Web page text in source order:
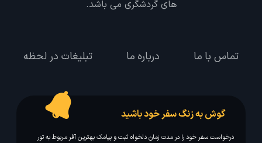
های گردشگری می باشد.
تماس با ما درباره ما تبلیغات در لحظه
گوش به زنگ سفر خود باشید
درخواست سفر خود را در مدت زمان دلخواه ثبت و پیامک بهترین آفر مربوط به تور